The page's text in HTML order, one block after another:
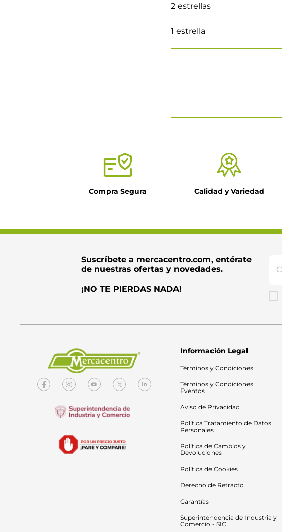
2 estrellas
1 estrella
Dirección de email
Escribe un comentario
Compra Segura Calidad y Variedad
Suscríbete a mercacentro.com, entérate
de nuestras ofertas y novedades.
¡NO TE PIERDAS NADA!
Información Legal
Términos y Condiciones
Términos y Condiciones
Eventos
Aviso de Privacidad
Política Tratamiento de Datos
Personales
Política de Cambios y
Devoluciones
Política de Cookies
Derecho de Retracto
Garantías
Superintendencia de Industria y
Comercio - SIC